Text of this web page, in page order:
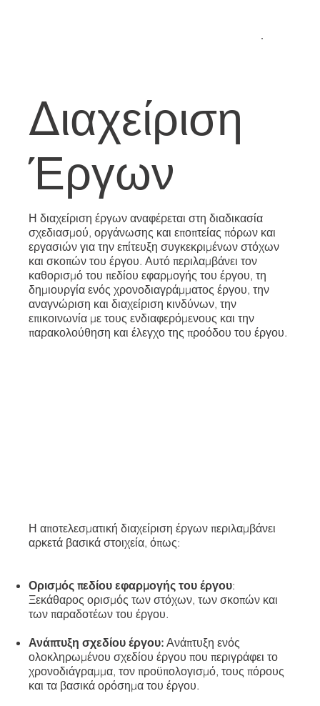
Διαχείριση
Έργων
Η διαχείριση έργων αναφέρεται στη διαδικασία
σχεδιασμού, οργάνωσης και εποπτείας πόρων και
εργασιών για την επίτευξη συγκεκριμένων στόχων
και σκοπών του έργου. Αυτό περιλαμβάνει τον
καθορισμό του πεδίου εφαρμογής του έργου, τη
δημιουργία ενός χρονοδιαγράμματος έργου, την
αναγνώριση και διαχείριση κινδύνων, την
επικοινωνία με τους ενδιαφερόμενους και την
παρακολούθηση και έλεγχο της προόδου του έργου.
Η αποτελεσματική διαχείριση έργων περιλαμβάνει
αρκετά βασικά στοιχεία, όπως:
Ορισμός πεδίου εφαρμογής του έργου:
Ξεκάθαρος ορισμός των στόχων, των σκοπών και
των παραδοτέων του έργου.
Ανάπτυξη σχεδίου έργου: Ανάπτυξη ενός
ολοκληρωμένου σχεδίου έργου που περιγράφει το
χρονοδιάγραμμα, τον προϋπολογισμό, τους πόρους
και τα βασικά ορόσημα του έργου.